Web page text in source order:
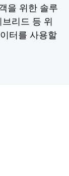
을 위한 솔루
리드 등 위
터를 사용할